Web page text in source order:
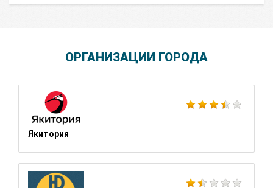
ОРГАНИЗАЦИИ ГОРОДА
Якитория